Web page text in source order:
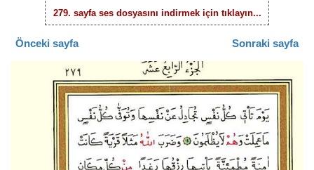
279. sayfa ses dosyasını indirmek için tıklayın...
Önceki sayfa Sonraki sayfa